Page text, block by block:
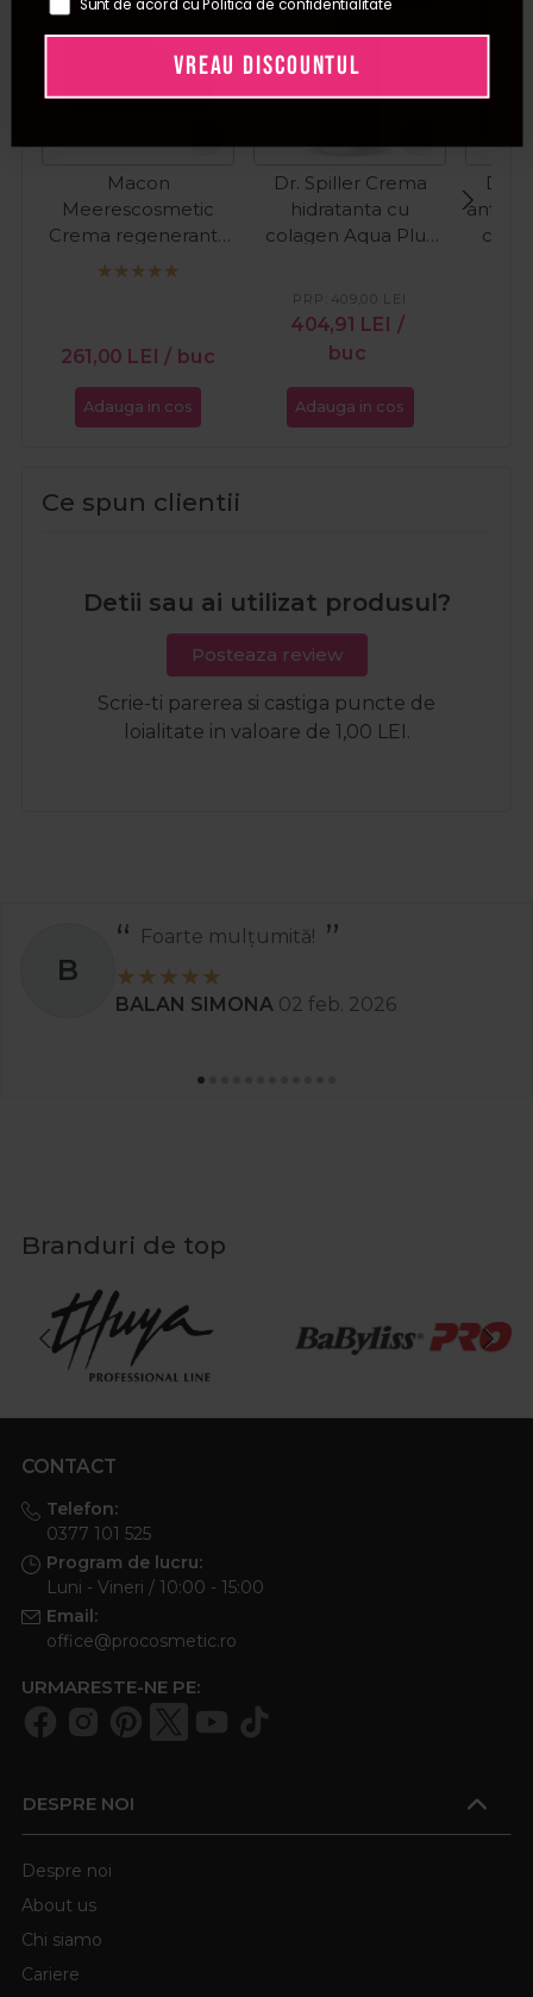
Macon
Meerescosmetic
Crema regeneranta
cu colagen pentru
261,00 LEI / buc
Adauga in cos
Dr. Spiller Crema
hidratanta cu
colagen Aqua Plus
404,91 LEI /
buc
PRP: 409,00 LEI
Adauga in cos
Dr.
antirid
Ce spun clientii
Detii sau ai utilizat produsul?
Posteaza review
Scrie-ti parerea si castiga puncte de
loialitate in valoare de 1,00 LEI.
B
Foarte mulțumită!
BALAN SIMONA 02 feb. 2026
Branduri de top
CONTACT
Telefon:
0377 101 525
Program de lucru:
Luni - Vineri / 10:00 - 15:00
Email:
office@procosmetic.ro
URMARESTE-NE PE:
DESPRE NOI
Despre noi
About us
Chi siamo
Cariere
VREAU DISCOUNTUL